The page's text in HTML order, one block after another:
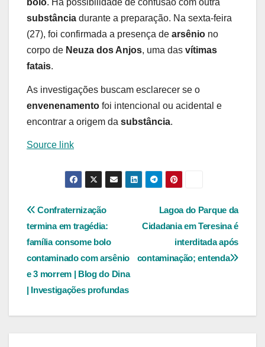
substância durante a preparação. Na sexta-feira
(27), foi confirmada a presença de arsênio no
corpo de Neuza dos Anjos, uma das vítimas
fatais.
As investigações buscam esclarecer se o
envenenamento foi intencional ou acidental e
encontrar a origem da substância.
Source link
Navegação
de
Post
Lagoa do Parque da
Cidadania em Teresina é
interditada após
contaminação; entenda
Confraternização
termina em tragédia:
família consome bolo
contaminado com arsênio
e 3 morrem | Blog do Dina
| Investigações profundas